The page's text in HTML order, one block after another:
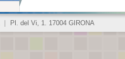
Pl. del Vi, 1. 17004 GIRONA